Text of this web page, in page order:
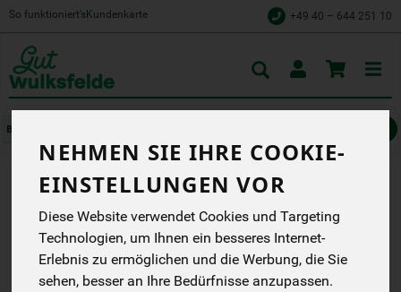
NEHMEN SIE IHRE COOKIE-
EINSTELLUNGEN VOR
Diese Website verwendet Cookies und Targeting
Technologien, um Ihnen ein besseres Internet-
Erlebnis zu ermöglichen und die Werbung, die Sie
sehen, besser an Ihre Bedürfnisse anzupassen.
So funktioniert’s Kundenkarte +49 40 – 644 251 10
Aus der Manufaktur Max
Weiling bioladen*
DN
Toggle
cart